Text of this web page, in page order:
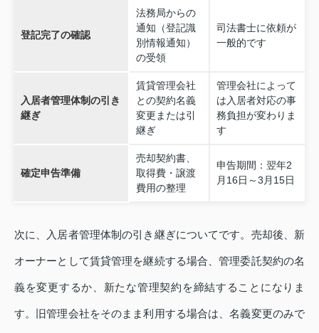
登記完了の確認
法務局からの
通知（登記識
別情報通知）
の受領
司法書士に依頼が
一般的です
入居者管理体制の引き
継ぎ
賃貸管理会社
との契約名義
変更または引
継ぎ
管理会社によって
は入居者対応の事
務負担が変わりま
す
確定申告準備
売却契約書、
取得費・譲渡
費用の整理
申告期間：翌年2
月16日～3月15日
次に、入居者管理体制の引き継ぎについてです。売却後、新
オーナーとして賃貸管理を継続する場合、管理委託契約の名
義を変更するか、新たな管理契約を締結することになりま
す。旧管理会社をそのまま利用する場合は、名義変更のみで